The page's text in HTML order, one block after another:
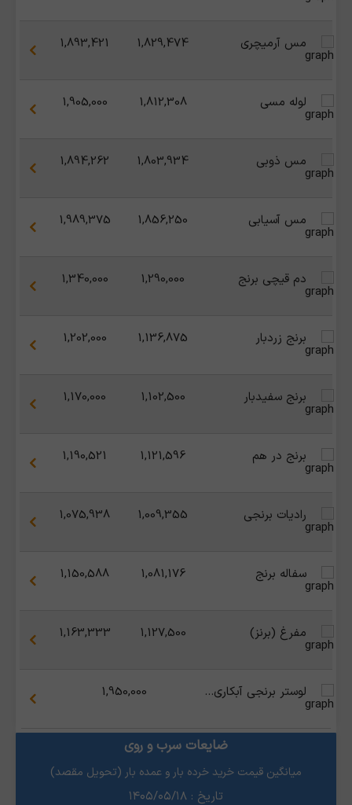
مس آرمیچری 1,829,474
1,893,421
لوله مسی 1,812,308
1,905,000
مس ذوبی 1,803,934
1,894,262
مس آسیابی 1,856,250
1,989,375
دم قیچی برنج 1,290,000
1,340,000
برنج زردبار 1,136,875
1,202,000
برنج سفیدبار 1,102,500
1,170,000
برنج در هم 1,121,596
1,190,521
رادیات برنجی 1,009,355
1,075,938
سفاله برنج 1,081,176
1,150,588
مفرغ (برنز) 1,127,500
1,163,333
لوستر برنجی آبکاری طلا 1,950,000
ضایعات سرب و روی
میانگین قیمت خرید خرده بار و عمده بار (تحویل مقصد)
تاریخ : ۱۴۰۵/۰۵/۱۸